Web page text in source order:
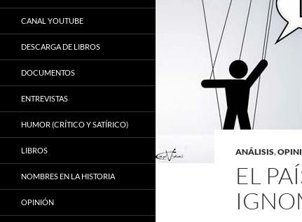
ANÁLISIS,
EL
CANAL YOUTUBE
DESCARGA DE LIBROS
DOCUMENTOS
ENTREVISTAS
HUMOR (CRÍTICO Y SATÍRICO)
LIBROS
NOMBRES EN LA HISTORIA
OPINIÓN